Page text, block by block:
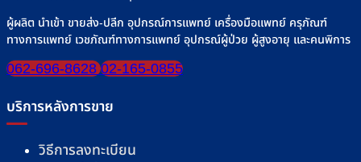
ผู้ผลิต นำเข้า ขายส่ง-ปลีก อุปกรณ์การแพทย์ เครื่องมือแพทย์ ครุภัณฑ์
ทางการแพทย์ เวชภัณฑ์ทางการแพทย์ อุปกรณ์ผู้ป่วย ผู้สูงอายุ และคนพิการ
062-696-8628 02-165-0855
บริการหลังการขาย
วิธีการลงทะเบียน